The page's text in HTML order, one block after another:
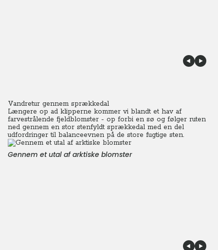
Vandretur gennem sprækkedal
Længere op ad klipperne kommer vi blandt et hav af
farvestrålende fjeldblomster - op forbi en sø og følger ruten
ned gennem en stor stenfyldt sprækkedal med en del
udfordringer til balanceevnen på de store fugtige sten.
Gennem et utal af arktiske blomster